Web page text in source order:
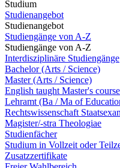
Studium
Studienangebot
Studienangebot
Studiengänge von A-Z
Studiengänge von A-Z
Interdisziplinäre Studiengänge
Bachelor (Arts / Science)
Master (Arts / Science)
English taught Master's
Lehramt (Ba / Ma of
Rechtswissenschaft
Magister/-stra Theologiae
Studienfächer
Studium in Vollzeit oder
Zusatzzertifikate